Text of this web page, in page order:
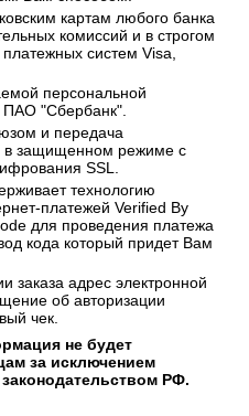
картам любого банка
комиссий и в строгом
систем Visa,
персональной
ПАО "Сбербанк".
и передача
в защищенном режиме с
SSL.
технологию
платежей Verified By
для проведения платежа
кода который придет Вам
заказа адрес электронной
об авторизации
чек.
не будет
за исключением
РФ.